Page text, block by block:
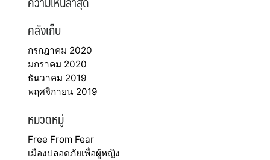
คลังเก็บ
กรกฎาคม 2020
มกราคม 2020
ธันวาคม 2019
พฤศจิกายน 2019
หมวดหมู่
Free From Fear
เมืองปลอดภัยเพื่อผู้หญิง